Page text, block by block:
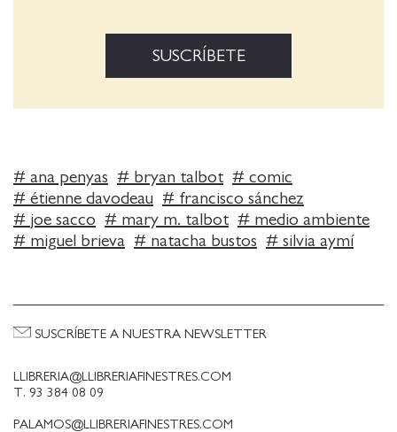
# ana penyas # bryan talbot # comic
# étienne davodeau # francisco sánchez
# joe sacco # mary m. talbot # medio ambiente
# miguel brieva # natacha bustos # silvia aymí
SUSCRÍBETE
LLIBRERIA@LLIBRERIAFINESTRES.COM
T. 93 384 08 09
PALAMOS@LLIBRERIAFINESTRES.COM
SUSCRÍBETE A NUESTRA NEWSLETTER